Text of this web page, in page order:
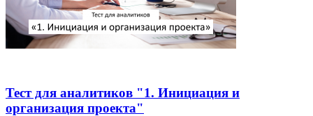
Тест для аналитиков "1. Инициация и
организация проекта"